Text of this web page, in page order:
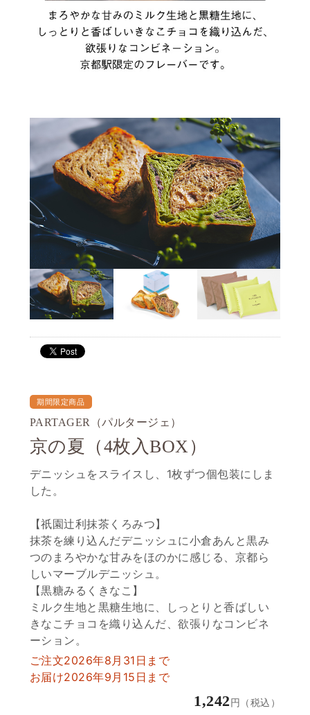
期間限定商品
PARTAGER（パルタージェ）
京の夏（4枚入BOX）
デニッシュをスライスし、1枚ずつ個包装にしま
した。
【祇園辻利抹茶くろみつ】
抹茶を練り込んだデニッシュに小倉あんと黒み
つのまろやかな甘みをほのかに感じる、京都ら
しいマーブルデニッシュ。
【黒糖みるくきなこ】
ミルク生地と黒糖生地に、しっとりと香ばしい
きなこチョコを織り込んだ、欲張りなコンビネ
ーション。
ご注文2026年8月31日まで
お届け2026年9月15日まで
1,242 円（税込）